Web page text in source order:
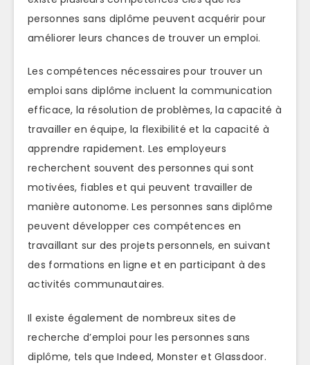
personnes sans diplôme peuvent acquérir pour
améliorer leurs chances de trouver un emploi.
Les compétences nécessaires pour trouver un
emploi sans diplôme incluent la communication
efficace, la résolution de problèmes, la capacité à
travailler en équipe, la flexibilité et la capacité à
apprendre rapidement. Les employeurs
recherchent souvent des personnes qui sont
motivées, fiables et qui peuvent travailler de
manière autonome. Les personnes sans diplôme
peuvent développer ces compétences en
travaillant sur des projets personnels, en suivant
des formations en ligne et en participant à des
activités communautaires.
Il existe également de nombreux sites de
recherche d’emploi pour les personnes sans
diplôme, tels que Indeed, Monster et Glassdoor.